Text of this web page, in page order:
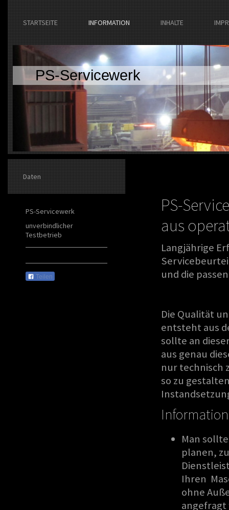
STARTSEITE INFORMATION INHALTE
PS-Servicewerk
Daten
PS-Servicewerk
unverbindlicher
Testbetrieb
Teilen
PS-
aus
Langjährige
und die
Die Qualität
entsteht aus
sollte an
aus genau
nur technisch
so zu
Man
planen,
Ihren
ohne